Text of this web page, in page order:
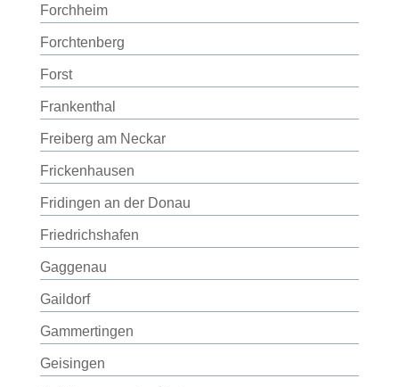
Forchheim
Forchtenberg
Forst
Frankenthal
Freiberg am Neckar
Frickenhausen
Fridingen an der Donau
Friedrichshafen
Gaggenau
Gaildorf
Gammertingen
Geisingen